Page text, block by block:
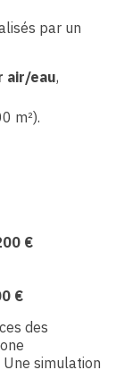
par un
air/eau,
m²).
€
€
des
simulation